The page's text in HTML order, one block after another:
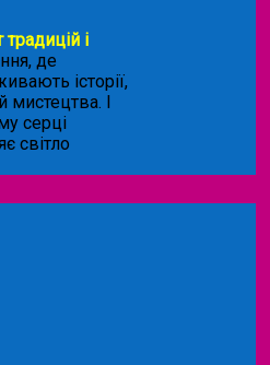
і
де
історії,
мистецтва. І
серці
світло